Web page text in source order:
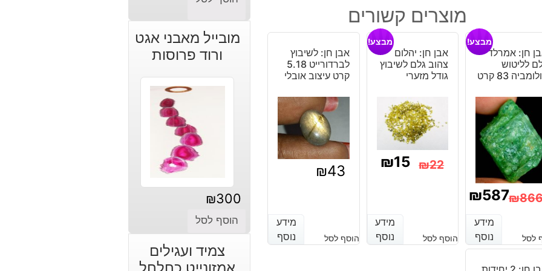
מלוטש
לשיבוץ
במידה:
26
מ"מ
מוצרים קשורים
חן: אמרלד
לליטוש
83 קרט
מבצע!
₪
₪587
מידע
נוסף
לסל
מידע
נוסף
אבן חן: יהלום
צהוב גלם לשיבוץ
גודל מזערי
מבצע!
₪22
₪22.
₪15
₪15.
מידע
נוסף
הוסף לסל
מידע
נוסף
אבן חן: לשיבוץ
לברדורייט 5.18
קרט עיצוב אובלי
₪43
מידע
נוסף
הוסף לסל
מידע
נוסף
מובייל מאבני אגט
ורוד פרוסות
₪300
הוסף לסל
צמיד ועגילים
אמזונייט כחלחל